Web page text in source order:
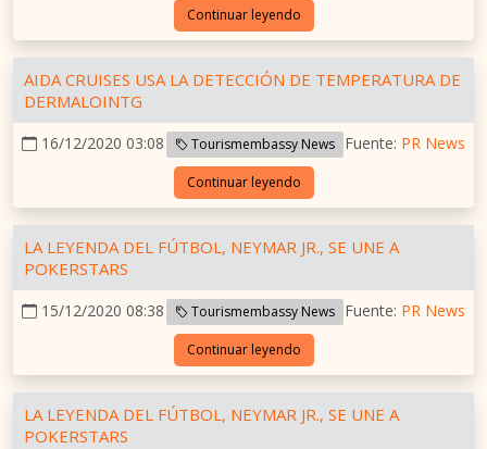
Continuar leyendo
AIDA CRUISES USA LA DETECCIÓN DE TEMPERATURA DE
DERMALOINTG
16/12/2020 03:08 Tourismembassy News Fuente: PR News
Continuar leyendo
LA LEYENDA DEL FÚTBOL, NEYMAR JR., SE UNE A
POKERSTARS
15/12/2020 08:38 Tourismembassy News Fuente: PR News
Continuar leyendo
LA LEYENDA DEL FÚTBOL, NEYMAR JR., SE UNE A
POKERSTARS